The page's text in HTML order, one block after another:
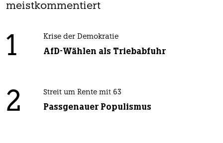
meistkommentiert
1 Krise der Demokratie
AfD-Wählen als Triebabfuhr
2 Streit um Rente mit 63
Passgenauer Populismus